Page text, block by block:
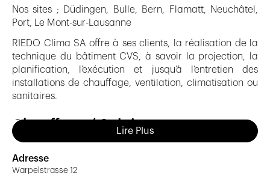
Nos sites ; Düdingen, Bulle, Bern, Flamatt, Neuchâtel,
Port, Le Mont-sur-Lausanne
RIEDO Clima SA offre à ses clients, la réalisation de la
technique du bâtiment CVS, à savoir la projection, la
planification, l’exécution et jusqu’à l’entretien des
installations de chauffage, ventilation, climatisation ou
sanitaires.
Chauffage / Solaire
commerciaux, Hôpitaux
Lire Plus
Adresse
Warpelstrasse 12